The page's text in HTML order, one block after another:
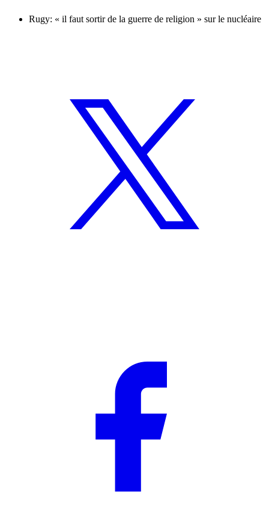
Rugy: « il faut sortir de la guerre de religion » sur le nucléaire